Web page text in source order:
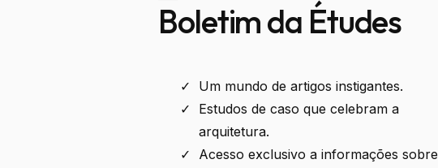
Boletim da Études
Um mundo de artigos instigantes.
Estudos de caso que celebram a
arquitetura.
Acesso exclusivo a informações sobre